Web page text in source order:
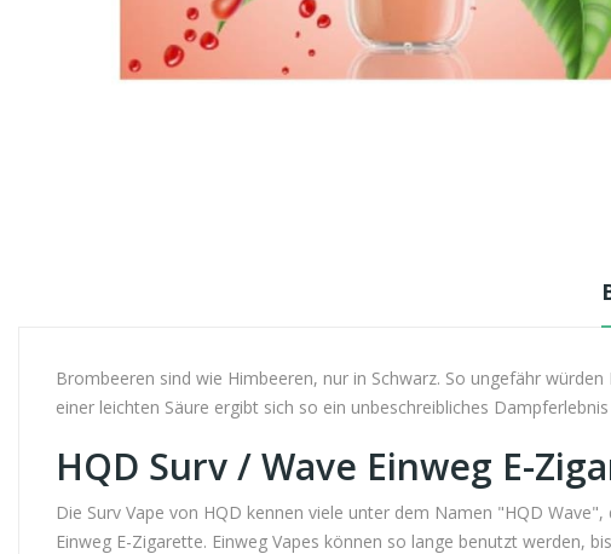
Brombeeren sind wie Himbeeren, nur in Schwarz. So ungefähr
einer leichten Säure ergibt sich so ein unbeschreibliches
HQD Surv / Wave Einweg E-
Die Surv Vape von HQD kennen viele unter dem Namen "HQD
Einweg E-Zigarette. Einweg Vapes können so lange benutzt werden,